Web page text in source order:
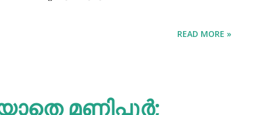
READ MORE »
മണിപ്പൂർ;